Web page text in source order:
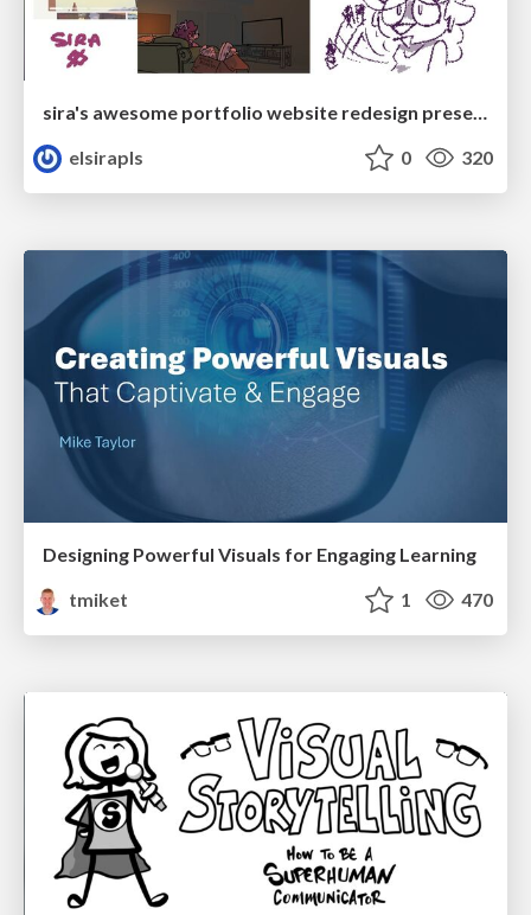
sira's awesome portfolio website redesign presentation
elsirapls
0 320
Designing Powerful Visuals for Engaging Learning
tmiket
1 470